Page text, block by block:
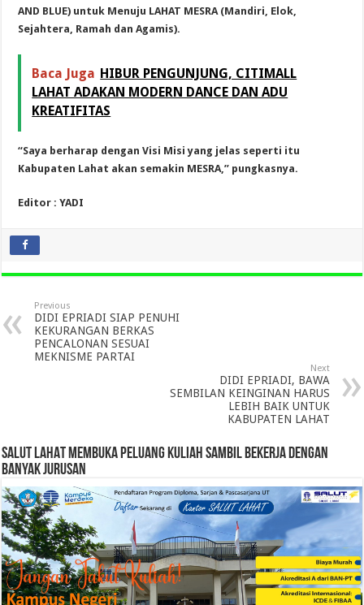
AND BLUE) untuk Menuju LAHAT MESRA (Mandiri, Elok,
Sejahtera, Ramah dan Agamis).
Baca Juga HIBUR PENGUNJUNG, CITIMALL
LAHAT ADAKAN MODERN DANCE DAN ADU
KREATIFITAS
“Saya berharap dengan Visi Misi yang jelas seperti itu
Kabupaten Lahat akan semakin MESRA,” pungkasnya.
Editor : YADI
Previous
DIDI EPRIADI SIAP PENUHI
KEKURANGAN BERKAS
PENCALONAN SESUAI
MEKNISME PARTAI
Next
DIDI EPRIADI, BAWA
SEMBILAN KEINGINAN HARUS
LEBIH BAIK UNTUK
KABUPATEN LAHAT
SALUT LAHAT MEMBUKA PELUANG KULIAH SAMBIL BEKERJA DENGAN
BANYAK JURUSAN